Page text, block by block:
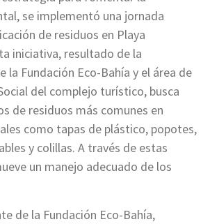
se implementó una jornada
de residuos en Playa
iniciativa, resultado de la
la Fundación Eco-Bahía y el área de
del complejo turístico, busca
de residuos más comunes en
como tapas de plástico, popotes,
y colillas. A través de estas
un manejo adecuado de los
de la Fundación Eco-Bahía,